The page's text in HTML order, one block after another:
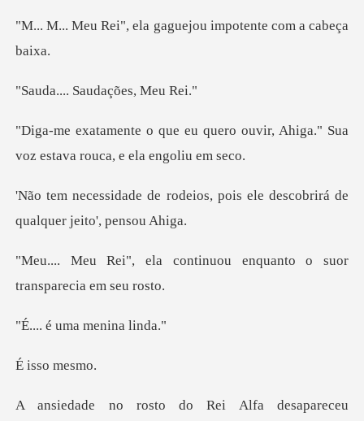
ela gaguejou impotent
Saudações
ero ouvir, Ahiga." Sua
voz esta
os, pois ele descobrirá de
qu
ntinuou enquanto o suor
t
uma menin
so m